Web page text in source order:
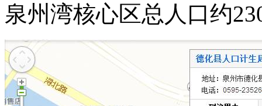
泉州湾核心区总人口约